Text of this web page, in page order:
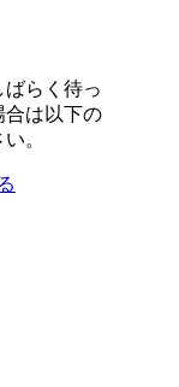
らく待っ
合は以下の
。